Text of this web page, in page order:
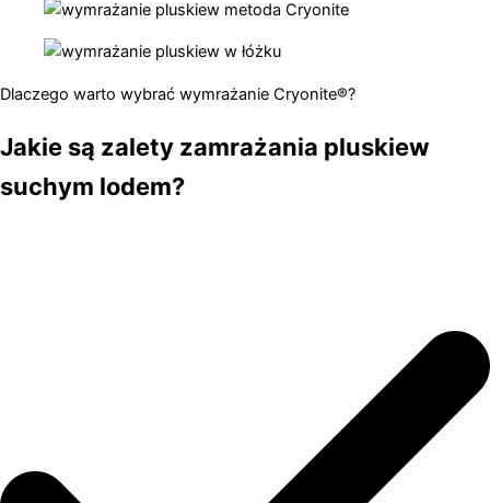
Dlaczego warto wybrać wymrażanie Cryonite®?
Jakie są zalety zamrażania pluskiew
suchym lodem?